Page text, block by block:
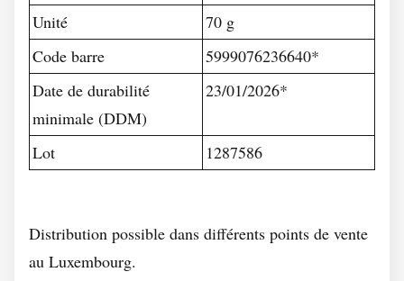
Unité
70 g
Code barre
5999076236640*
Date de durabilité
minimale (DDM)
23/01/2026*
Lot 1287586
Distribution possible dans différents points de vente
au Luxembourg.